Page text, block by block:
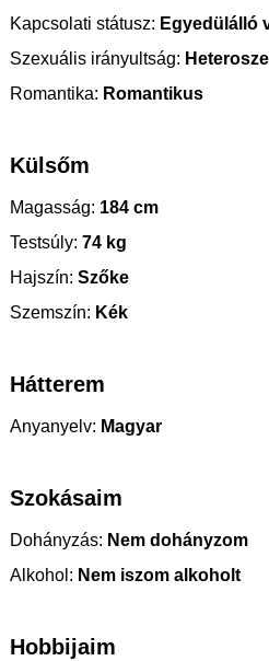
Kapcsolati státusz: Egyedülálló
Szexuális irányultság:
Romantika: Romantikus
Külsőm
Magasság: 184 cm
Testsúly: 74 kg
Hajszín: Szőke
Szemszín: Kék
Hátterem
Anyanyelv: Magyar
Szokásaim
Dohányzás: Nem dohányzom
Alkohol: Nem iszom alkoholt
Hobbijaim